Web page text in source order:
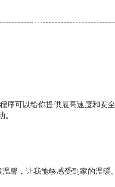
序可以给你提供最高速度和安
馨，让我能够感受到家的温暖。